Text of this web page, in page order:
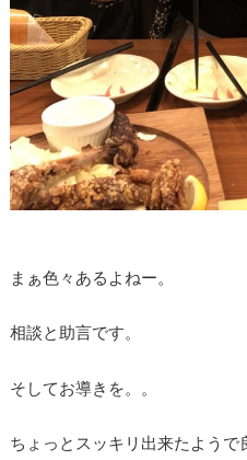
まぁ色々あるよねー。
相談と助言です。
そしてお導きを。。
ちょっとスッキリ出来たようで